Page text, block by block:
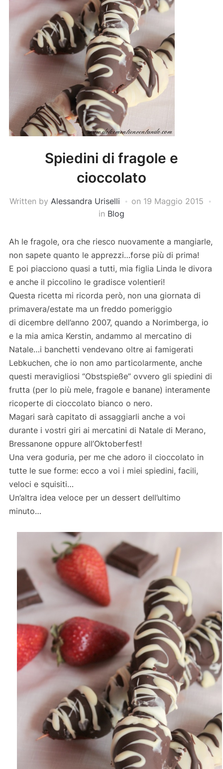
Spiedini di fragole e
cioccolato
Written by Alessandra Uriselli on 19 Maggio 2015
in Blog
Ah le fragole, ora che riesco nuovamente a mangiarle,
non sapete quanto le apprezzi…forse più di prima!
E poi piacciono quasi a tutti, mia figlia Linda le divora
e anche il piccolino le gradisce volentieri!
Questa ricetta mi ricorda però, non una giornata di
primavera/estate ma un freddo pomeriggio
di dicembre dell’anno 2007, quando a Norimberga, io
e la mia amica Kerstin, andammo al mercatino di
Natale…i banchetti vendevano oltre ai famigerati
Lebkuchen, che io non amo particolarmente, anche
questi meravigliosi “Obstspieße” ovvero gli spiedini di
frutta (per lo più mele, fragole e banane) interamente
ricoperte di cioccolato bianco o nero.
Magari sarà capitato di assaggiarli anche a voi
durante i vostri giri ai mercatini di Natale di Merano,
Bressanone oppure all’Oktoberfest!
Una vera goduria, per me che adoro il cioccolato in
tutte le sue forme: ecco a voi i miei spiedini, facili,
veloci e squisiti…
Un’altra idea veloce per un dessert dell’ultimo
minuto…